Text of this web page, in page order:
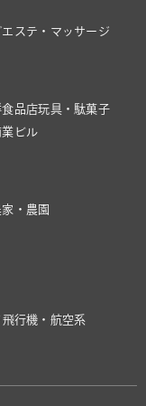
エステ・マッサージ
食品店玩具・駄菓子
ビル
家・農園
飛行機・航空系